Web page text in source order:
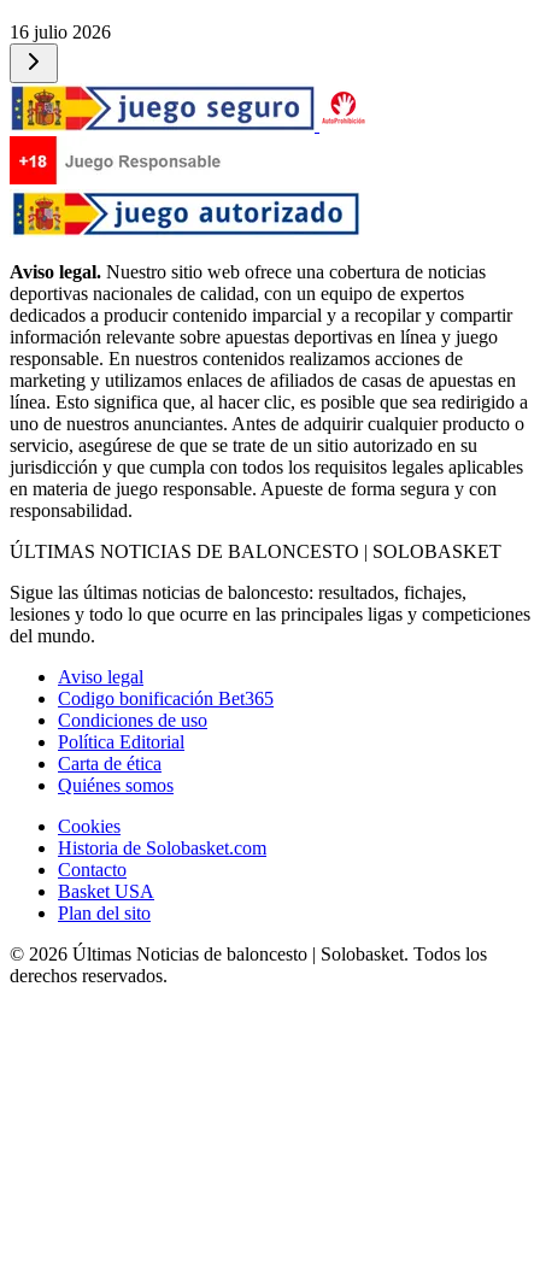
16 julio 2026
Aviso legal. Nuestro sitio web ofrece una cobertura de noticias
deportivas nacionales de calidad, con un equipo de expertos
dedicados a producir contenido imparcial y a recopilar y compartir
información relevante sobre apuestas deportivas en línea y juego
responsable. En nuestros contenidos realizamos acciones de
marketing y utilizamos enlaces de afiliados de casas de apuestas en
línea. Esto significa que, al hacer clic, es posible que sea redirigido a
uno de nuestros anunciantes. Antes de adquirir cualquier producto o
servicio, asegúrese de que se trate de un sitio autorizado en su
jurisdicción y que cumpla con todos los requisitos legales aplicables
en materia de juego responsable. Apueste de forma segura y con
responsabilidad.
ÚLTIMAS NOTICIAS DE BALONCESTO | SOLOBASKET
Sigue las últimas noticias de baloncesto: resultados, fichajes,
lesiones y todo lo que ocurre en las principales ligas y competiciones
del mundo.
Aviso legal
Codigo bonificación Bet365
Condiciones de uso
Política Editorial
Carta de ética
Quiénes somos
Cookies
Historia de Solobasket.com
Contacto
Basket USA
Plan del sito
© 2026 Últimas Noticias de baloncesto | Solobasket. Todos los
derechos reservados.